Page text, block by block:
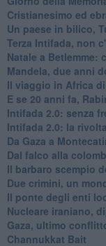
Cristianesimo ed
Un paese in bilico,
Terza Intifada, non
Natale a Betlemme:
Mandela, due anni
Il viaggio in Africa
E se 20 anni fa,
Intifada 2.0: senza
Intifada 2.0: la
Da Gaza a
Dal falco alla
Il barbaro scempio
Due crimini, un
Il ponte degli enti
Nucleare iraniano,
Gaza, ultimo
Channukkat Bait